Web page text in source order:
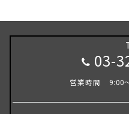
03-
営業時間 9:00